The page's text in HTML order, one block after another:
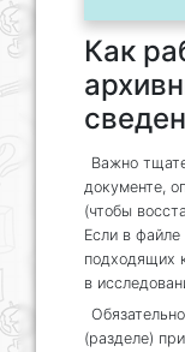
Как
Важно
документе,
(чтобы
Если в
подходящих
в
(разделе)